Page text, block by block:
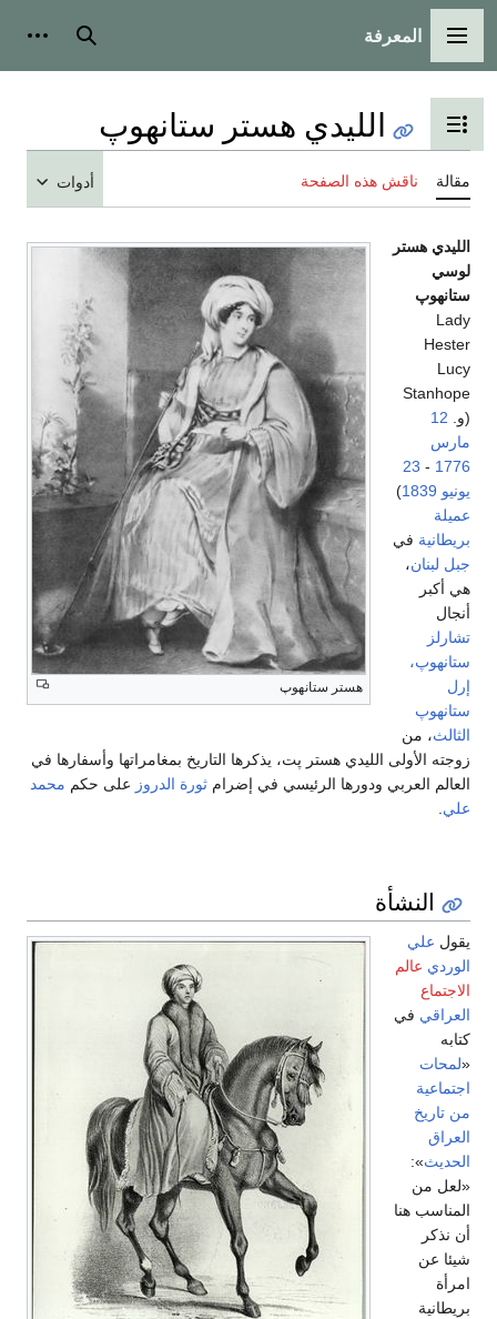
القائمة الرئيسية
المعرفة بحث
تبديل عرض جدول المحتويات
الليدي هستر ستانهوپ
مقالة ناقش هذه الصفحة أدوات
هستر ستانهوپ
الليدي هستر
لوسي
ستانهوپ
Lady
Hester
Lucy
Stanhope
(و. 12
مارس
1776
-
23
يونيو 1839
)
عميلة
بريطانية في
جبل لبنان،
هي أكبر
أنجال
تشارلز
ستانهوپ،
إرل
ستانهوپ
الثالث، من
زوجته الأولى الليدي هستر پت، يذكرها التاريخ بمغامراتها وأسفارها في
العالم العربي ودورها الرئيسي في إضرام ثورة الدروز على حكم محمد
علي
النشأة
يقول علي
الوردي عالم
الاجتماع
العراقي في
كتابه
«لمحات
اجتماعية
من تاريخ
العراق
الحديث»:
«لعل من
المناسب هنا
أن نذكر
شيئا عن
امرأة
بريطانية